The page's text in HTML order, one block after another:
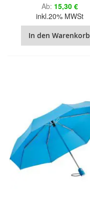
Ab 15,30 €
inkl.20% MWSt
In den Warenkorb